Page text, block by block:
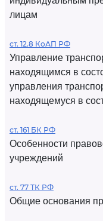
лицам
ст. 12.8 КоАП РФ
Управление
находящимся в
управления
находящемуся в
ст. 161 БК РФ
Особенности
учреждений
ст. 77 ТК РФ
Общие основания